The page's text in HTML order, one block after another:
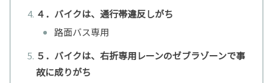
４．バイクは、通行帯違反しがち
路面バス専用
５．バイクは、右折専用レーンのゼブラゾーンで事
故に成りがち